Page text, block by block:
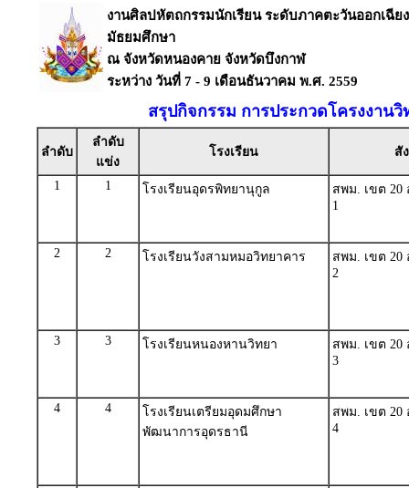
งานศิลปหัตถกรรมนักเรียน ระดับภาคตะวันออกเฉีย
มัธยมศึกษา
ณ จังหวัดหนองคาย จังหวัดบึงกาฬ
ระหว่าง วันที่ 7 - 9 เดือนธันวาคม พ.ศ. 2559
สรุปกิจกรรม การประกวดโครงงาน
ลำดับ
ลำดับ
แข่ง
โรงเรียน สั
1 1 โรงเรียนอุดรพิทยานุกูล
สพม. เขต 20
1
2 2 โรงเรียนวังสามหมอวิทยาคาร
สพม. เขต 20
2
3 3 โรงเรียนหนองหานวิทยา
สพม. เขต 20
3
4 4
โรงเรียนเตรียมอุดมศึกษา
พัฒนาการอุดรธานี
สพม. เขต 20
4